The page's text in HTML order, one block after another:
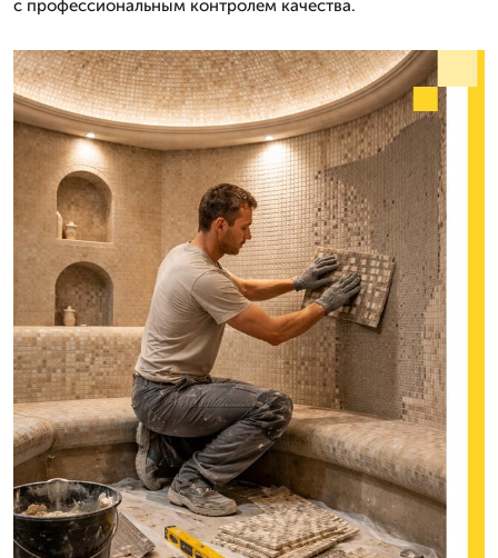
с профессиональным контролем качества.